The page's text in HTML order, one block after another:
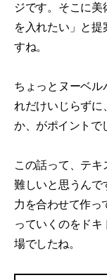
ジです。そこに
を入れたい」と
すね。
ちょっとヌーベ
れだけいじらずに
か、がポイントで
この話って、テキ
難しいと思うんで
力を合わせて作っ
っていくのをド
場でしたね。